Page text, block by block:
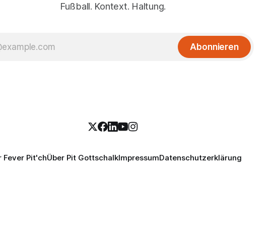
Fußball. Kontext. Haltung.
Abonnieren
Fever Pit'chÜber Pit GottschalkImpressumDatenschutzerklärung